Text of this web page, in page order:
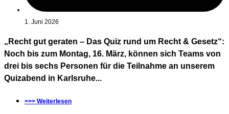
1. Juni 2026
„Recht gut geraten – Das Quiz rund um Recht & Gesetz“:
Noch bis zum Montag, 16. März, können sich Teams von
drei bis sechs Personen für die Teilnahme an unserem
Quizabend in Karlsruhe...
>>> Weiterlesen